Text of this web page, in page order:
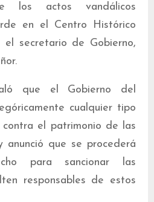
los actos vandálicos
en el Centro Histórico
secretario de Gobierno,
que el Gobierno del
cualquier tipo
el patrimonio de las
anunció que se procederá
para sancionar las
responsables de estos